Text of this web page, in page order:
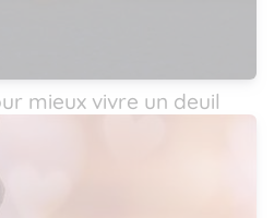
mieux vivre un deuil